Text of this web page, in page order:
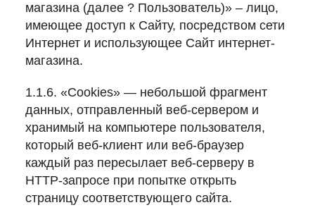
магазина (далее ? Пользователь)» – лицо,
имеющее доступ к Сайту, посредством сети
Интернет и использующее Сайт интернет-
магазина.
1.1.6. «Cookies» — небольшой фрагмент
данных, отправленный веб-сервером и
хранимый на компьютере пользователя,
который веб-клиент или веб-браузер
каждый раз пересылает веб-серверу в
HTTP-запросе при попытке открыть
страницу соответствующего сайта.